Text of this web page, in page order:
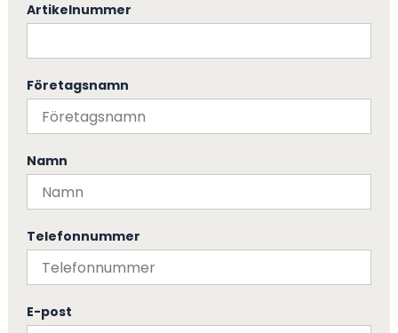
Artikelnummer
Företagsnamn
Namn
Telefonnummer
E-post